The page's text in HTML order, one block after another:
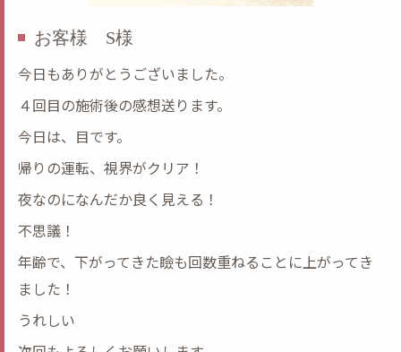
お客様 S様
今日もありがとうございました。
４回目の施術後の感想送ります。
今日は、目です。
帰りの運転、視界がクリア！
夜なのになんだか良く見える！
不思議！
年齢で、下がってきた瞼も回数重ねることに上がってき
ました！
うれしい